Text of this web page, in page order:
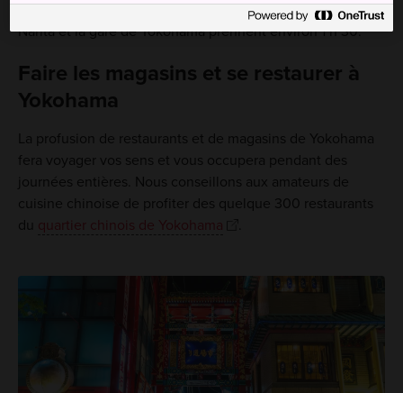
Les trains Narita Express et les navettes entre l'aéroport de
Narita et la gare de Yokohama prennent environ 1 h 30.
Faire les magasins et se restaurer à
Yokohama
La profusion de restaurants et de magasins de Yokohama
fera voyager vos sens et vous occupera pendant des
journées entières. Nous conseillons aux amateurs de
cuisine chinoise de profiter des quelque 300 restaurants
du quartier chinois de Yokohama